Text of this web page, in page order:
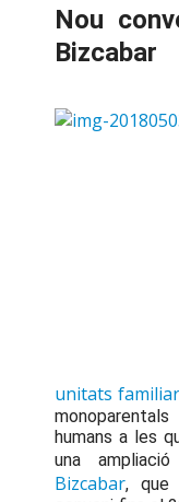
Nou
Bizcabar
unitats
humans a les
una
Bizcabar, que